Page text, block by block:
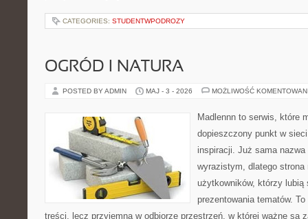
CATEGORIES: STUDENTWPODROZY
OGRÓD I NATURA
POSTED BY ADMIN MAJ - 3 - 2026 MOŻLIWOŚĆ
Madlennn to serwis, które
dopieszczony punkt w
inspiracji. Już sama
wyrazistym, dlatego
użytkowników, którzy lubią
prezentowania tematów.
treści, lecz przyjemna w odbiorze przestrzeń, w której ważne są